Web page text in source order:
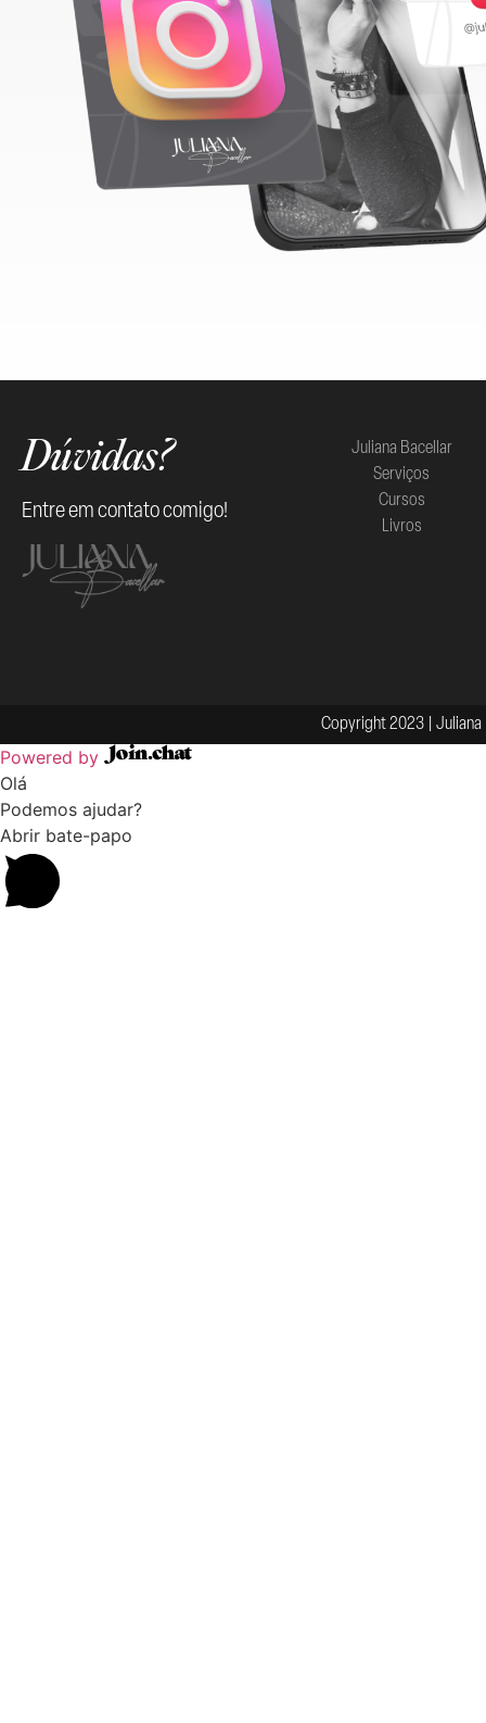
Dúvidas?
Entre em contato comigo!
Juliana Bacellar
Serviços
Cursos
Livros
Copyright 2023 | Juliana
Powered by
Olá
Podemos ajudar?
Abrir bate-papo